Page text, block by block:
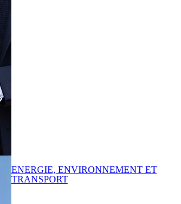
ENERGIE, ENVIRONNEMENT ET
TRANSPORT